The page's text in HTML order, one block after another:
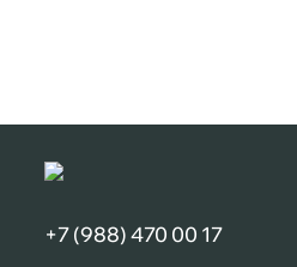
+7 (988) 470 00 17